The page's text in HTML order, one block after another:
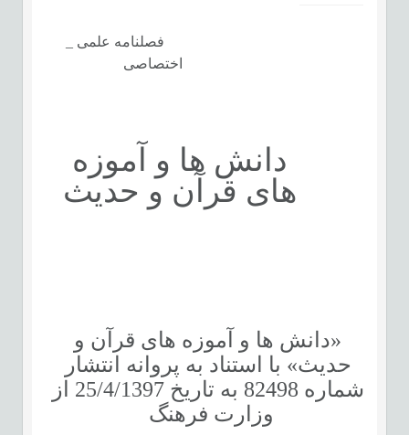
فصلنامه علمی _
اختصاصی
دانش ها و آموزه
های قرآن و حدیث
«دانش ­ها و آموزه ­های قرآن و
حدیث» با استناد به پروانه انتشار
شماره 82498 به تاریخ 25/4/1397 از
وزارت فرهنگ